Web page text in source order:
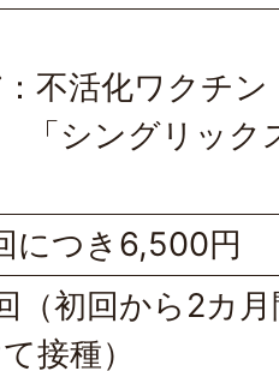
：不活化ワクチン
シングリック
につき6,500円
（初回から2カ
接種）